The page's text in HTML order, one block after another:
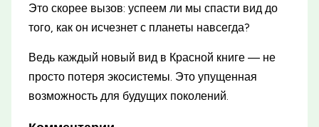
Это скорее вызов: успеем ли мы спасти вид до
того, как он исчезнет с планеты навсегда?
Ведь каждый новый вид в Красной книге — не
просто потеря экосистемы. Это упущенная
возможность для будущих поколений.